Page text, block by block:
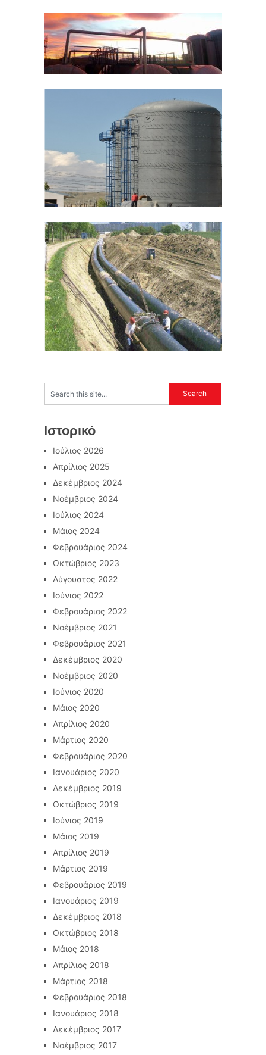
Ιστορικό
Ιούλιος 2026
Απρίλιος 2025
Δεκέμβριος 2024
Νοέμβριος 2024
Ιούλιος 2024
Μάιος 2024
Φεβρουάριος 2024
Οκτώβριος 2023
Αύγουστος 2022
Ιούνιος 2022
Φεβρουάριος 2022
Νοέμβριος 2021
Φεβρουάριος 2021
Δεκέμβριος 2020
Νοέμβριος 2020
Ιούνιος 2020
Μάιος 2020
Απρίλιος 2020
Μάρτιος 2020
Φεβρουάριος 2020
Ιανουάριος 2020
Δεκέμβριος 2019
Οκτώβριος 2019
Ιούνιος 2019
Μάιος 2019
Απρίλιος 2019
Μάρτιος 2019
Φεβρουάριος 2019
Ιανουάριος 2019
Δεκέμβριος 2018
Οκτώβριος 2018
Μάιος 2018
Απρίλιος 2018
Μάρτιος 2018
Φεβρουάριος 2018
Ιανουάριος 2018
Δεκέμβριος 2017
Νοέμβριος 2017